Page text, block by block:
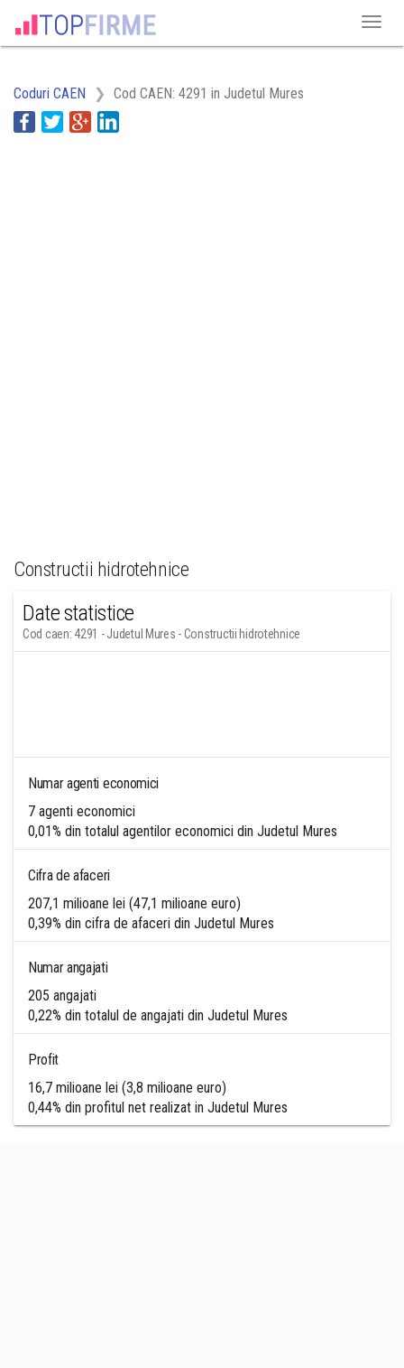
Coduri CAEN Cod CAEN: 4291 in Judetul Mures
Constructii hidrotehnice
Date statistice
Cod caen: 4291 - Judetul Mures - Constructii hidrotehnice
Numar agenti economici
7 agenti economici
0,01% din totalul agentilor economici din Judetul Mures
Cifra de afaceri
207,1 milioane lei (47,1 milioane euro)
0,39% din cifra de afaceri din Judetul Mures
Numar angajati
205 angajati
0,22% din totalul de angajati din Judetul Mures
Profit
16,7 milioane lei (3,8 milioane euro)
0,44% din profitul net realizat in Judetul Mures